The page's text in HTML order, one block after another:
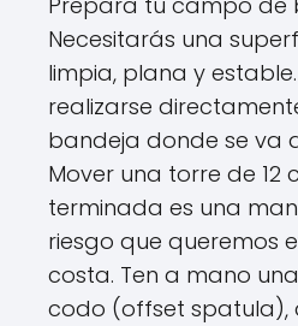
Necesitarás una
limpia, plana y
realizarse
bandeja donde se va
Mover una torre de 12
terminada es una
riesgo que queremos
costa. Ten a mano
codo (offset spatula),